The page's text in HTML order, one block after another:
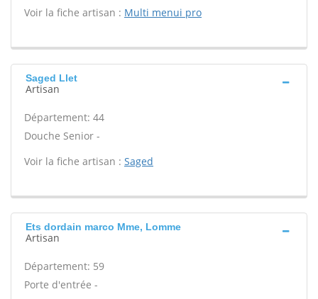
Voir la fiche artisan : Multi menui pro
Saged Llet
Artisan
Département: 44
Douche Senior -
Voir la fiche artisan : Saged
Ets dordain marco Mme, Lomme
Artisan
Département: 59
Porte d'entrée -